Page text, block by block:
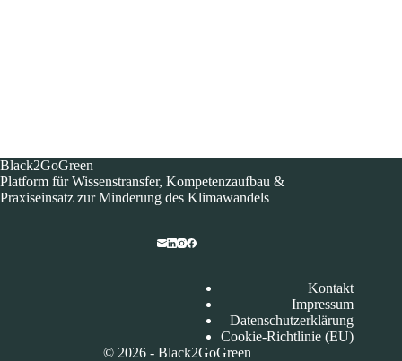
Black2GoGreen
Platform für Wissenstransfer, Kompetenzaufbau &
Praxiseinsatz zur Minderung des Klimawandels​
Kontakt
Impressum
Datenschutzerklärung
Cookie-Richtlinie (EU)
© 2026 - Black2GoGreen